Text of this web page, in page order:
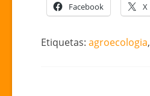
Facebook X
Etiquetas: agroecologia,